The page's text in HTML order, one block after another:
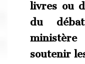
livres ou
du
soutenir